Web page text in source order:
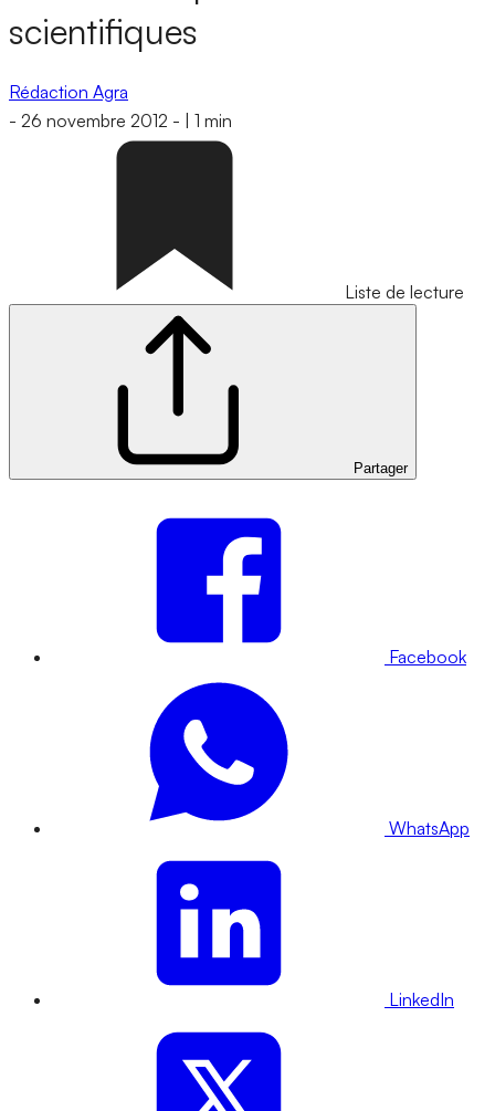
scientifiques
Rédaction Agra
- 26 novembre 2012 - 1 min
Liste de lecture
Partager
Facebook
WhatsApp
LinkedIn